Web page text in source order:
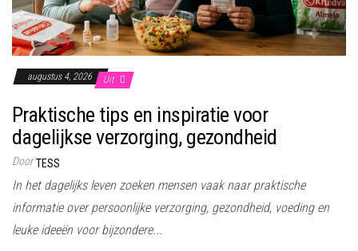
augustus 4, 2026 Uit
Praktische tips en inspiratie voor
dagelijkse verzorging, gezondheid
Door TESS
In het dagelijks leven zoeken mensen vaak naar praktische
informatie over persoonlijke verzorging, gezondheid, voeding en
leuke ideeën voor bijzondere...